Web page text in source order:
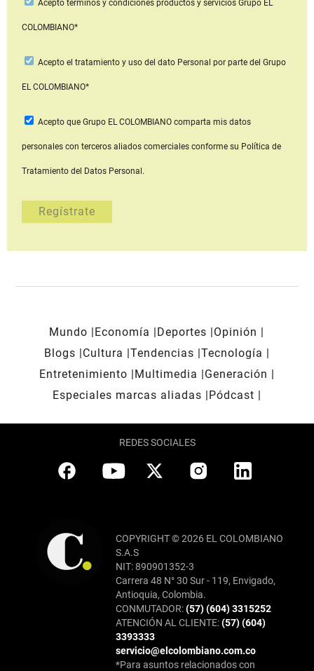
Aceptotérminos y condiciones productos y serviciosGrupo EL
COLOMBIANO*
Acepto el tratamiento y uso del dato Personal por parte del Grupo
EL COLOMBIANO*
Acepto que Grupo EL COLOMBIANOcomparta mis datos
personales con terceros aliados comerciales conforme su Política de
Tratamiento del Datos Personal.
Mundo Economía Deportes
Opinión
Blogs
Cultura Tendencias Tecnología
Entretenimiento
Multimedia
Generación
Especiales marcas aliadas
Pódcast
REDES SOCIALES
COPYRIGHT © 2026 EL COLOMBIANO
S.A.S
NIT: 890901352-3
Carrera 48 N° 30 Sur - 119, Envigado,
Antioquia, Colombia.
CONMUTADOR:(57) (604) 3315252
ATENCIÓN AL CLIENTE:(57) (604)
3393333
servicio@elcolombiano.com.co
*Para asuntos relacionados con